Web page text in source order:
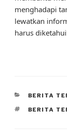
menghadapi
lewatkan
harus
BERITA
TAGS
BERITA